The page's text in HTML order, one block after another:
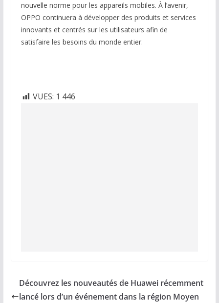
nouvelle norme pour les appareils mobiles. À l’avenir,
OPPO continuera à développer des produits et services
innovants et centrés sur les utilisateurs afin de
satisfaire les besoins du monde entier.
VUES: 1 446
Découvrez les nouveautés de Huawei récemment
lancé lors d’un événement dans la région Moyen